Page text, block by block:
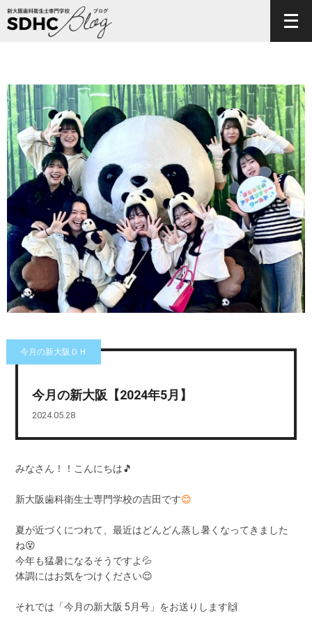
今月の新大阪ＤＨ
今月の新大阪【2024年5月】
2024.05.28
みなさん！！こんにちは🎵
新大阪歯科衛生士専門学校の吉田です😊
夏が近づくにつれて、最近はどんどん蒸し暑くなってきました
ね😵
今年も猛暑になるそうですよ💦
体調にはお気をつけください😌
それでは「今月の新大阪 5月号」をお送りします🙌